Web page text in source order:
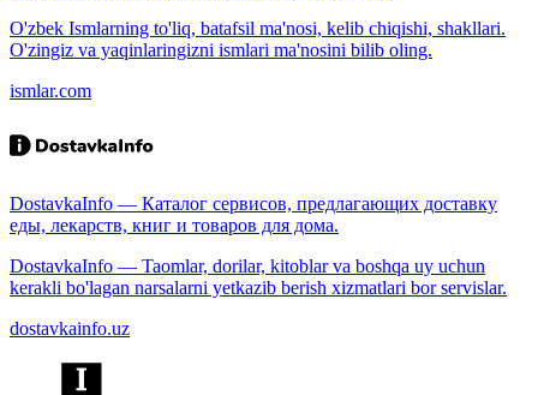
O'zbek Ismlarning to'liq, batafsil ma'nosi, kelib chiqishi, shakllari.
O'zingiz va yaqinlaringizni ismlari ma'nosini bilib oling.
ismlar.com
DostavkaInfo — Каталог сервисов, предлагающих доставку
еды, лекарств, книг и товаров для дома.
DostavkaInfo — Taomlar, dorilar, kitoblar va boshqa uy uchun
kerakli bo'lagan narsalarni yetkazib berish xizmatlari bor servislar.
dostavkainfo.uz